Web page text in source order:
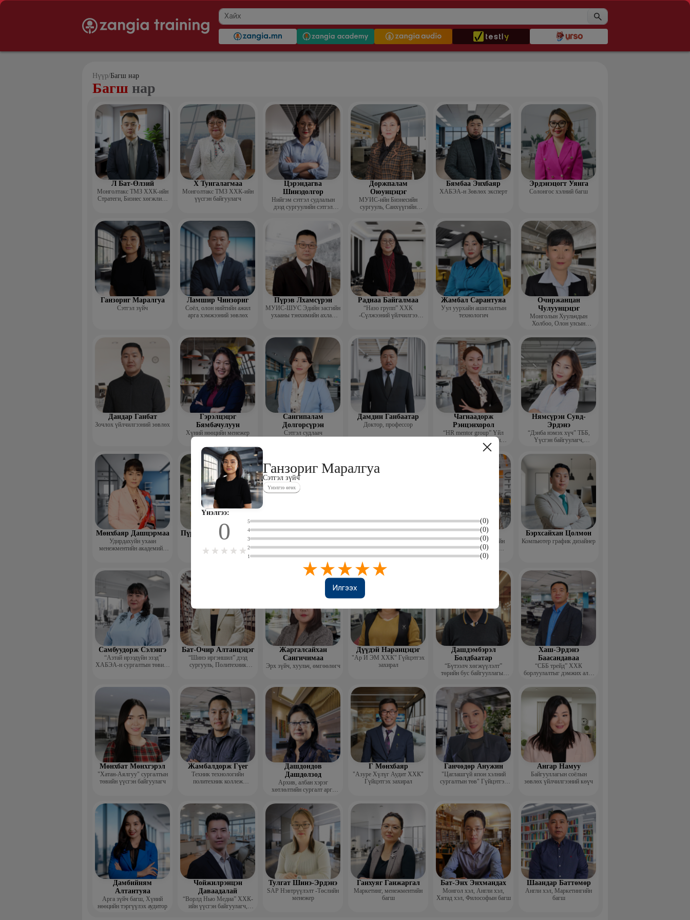
Ганзориг Маралгуа
Сэтгэл зүйч
Үнэлгээ өгөх
Үнэлгээ:
0 5 (0)
4 (0)
3 (0)
2 (0)
1 (0)
Илгээх
Нүүр/Багш нар
Багш нар
Л Бат-Өлзий
Монголтакс ТМЗ ХХК-ийн
Стратеги, Бизнес хөгжлийн
Х Тунгалагмаа
Монголтакс ТМЗ ХХК-ийн
үүсгэн байгуулагч
Цэрэндагва
Шинэдолгор
Нийгэм сэтгэл судлалын
дээд сургуулийн сэтгэл
Доржпалам
Оюунцэцэг
МУИС-ийн Бизнесийн
сургууль, Санхүүгийн
Бямбаа Энхбаяр
ХАБЭА-н Зөвлөх эксперт
Эрдэнэцогт Уянга
Солонгос хэлний багш
Ганзориг Маралгуа
Сэтгэл зүйч
Ламшир Чинзориг
Соёл, олон нийтийн ажил
арга хэмжээний зөвлөх
Пүрэв Лхамсүрэн
МУИС-ШУС Эдийн засгийн
ухааны тэнхимийн ахлах
Раднаа Байгалмаа
“Назо групп” ХХК
-Сүлжээний үйлчилгээ
Жамбал Сарантуяа
Уул уурхайн ашиглалтын
технологич
Очиржанцан
Чулуунцэцэг
Монголын Хуульчдын
Холбоо, Олон улсын
Дандар Ганбат
Зочлох үйлчилгээний зөвлөх
Гэрэлцэцэг
Бямбачулуун
Хүний нөөцийн менежер
Сангипалам
Долгорсүрэн
Сэтгэл судлаач
Дамдин Ганбаатар
Доктор, профессор
Чагнаадорж
Рэнцэнхорол
“HR mentor group” Үйл
ажиллагаа хариуцсан
Нямсүрэн Сувд-
Эрдэнэ
“Дэнба нэмэх хүч” ТББ,
Үүсгэн байгуулагч,
Мөнхбаяр Дашцэрмаа
Удирдахуйн ухаан
менежментийн академийн
Пүрэвдорж Билэгтмаа
Мөнгөнрейс
Пүрэвдорж
Программист, График
дизайнер, Багш
Өлзийсайхан Золбаяр
Эрдэнэт үйлдвэрийн хүний
нөөцийн тэргүүлэх
мэргэжилтэн
Т Пүрэвхатан
Хүнс, Хөдөө Аж Ахуйн
Төсөл, Судалгааны
платформ -Үүсгэн
Бэрхсайхан Цолмон
Компьютер график дизайнер
Самбуудорж Сэлэнгэ
“Азтай ирээдүйн эзэд”
ХАБЭА-н сургалтын төвийн
Бат-Очир Алтанцэцэг
“Шинэ иргэншил” дээд
сургууль, Политехник
хөтлөлтийн мэргэжлийн
үндсэн багш
Жаргалсайхан
Сангичимаа
Эрх зүйч, хуульч, өмгөөлөгч
Дүүдэй Наранцэцэг
"Ар И ЭМ ХХК" Гүйцэтгэх
захирал
Дашдэмбэрэл
Болдбаатар
“Бүтээлч хөгжүүлэлт”
төрийн бус байгууллагын
Хаш-Эрдэнэ
Баасандаваа
“СББ трейд” ХХК
борлуулалтыг дэмжих алба
Мөнхбат Мөнхгэрэл
"Хатан-Аялгуу" сургалтын
төвийн үүсгэн байгуулагч
Жамбалдорж Гүег
Техник технологийн
политехник коллеж
Дашдондов
Дашдолзод
Архив, албан хэрэг
хөтлөлтийн сургалт арга
Г Мөнхбаяр
"Азуре Хүлүг Аудит ХХК"
Гүйцэтгэх захирал
Ганчөдөр Анужин
"Цаглашгүй япон хэлний
сургалтын төв" Гүйцэтгэх
Ангар Намуу
Байгууллагын соёлын
зөвлөх үйлчилгээний көүч
Дамбийням
Алтантуяа
Арга зүйч багш, Хүний
нөөцийн тэргүүлэх аудитор
Чойжилрэнцэн
Даваадалай
“Ворлд Нью Медиа” ХХК-
ийн үүсгэн байгуулагч,
Тулгат Шинэ-Эрдэнэ
SAP Нэвтрүүлэлт -Төслийн
менежер
Ганхуяг Ганжаргал
Маркетинг, менежментийн
багш
Бат-Энх Энхмандах
Монгол хэл, Англи хэл,
Хятад хэл, Философын багш
Шаандар Баттөмөр
Англи хэл, Маркетингийн
багш